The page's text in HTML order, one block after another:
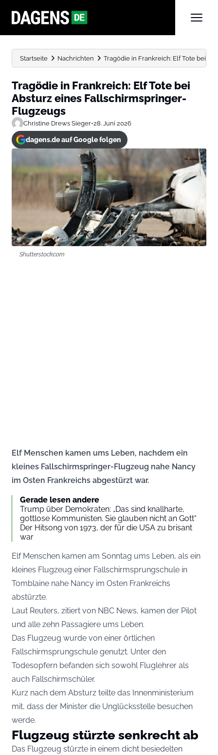
Startseite Nachrichten Tragödie in Frankreich: Elf Tote bei
Tragödie in Frankreich: Elf Tote bei
Absturz eines Fallschirmspringer-
Flugzeugs
Christine Drews Sieger•28. Juni 2026
dagens.de auf Google folgen
Shutterstock.com
Elf Menschen kamen ums Leben, nachdem ein
kleines Fallschirmspringer-Flugzeug nahe Nancy
im Osten Frankreichs abgestürzt war.
Gerade lesen andere
Trump über Demokraten: „Das sind knallharte,
gottlose Kommunisten. Sie glauben nicht an Gott“
Der Hitsong von 1973, der für die USA zu brisant
war
Elf Menschen kamen am Sonntag ums Leben, als ein
kleines Flugzeug einer Fallschirmsprungschule in
Tomblaine nahe Nancy im Osten Frankreichs
abstürzte.
Laut Reuters, zitiert von NBC News, kamen der Pilot
und alle zehn Passagiere ums Leben.
Das Flugzeug wurde von einer örtlichen
Fallschirmsprungschule genutzt. Unter den
Todesopfern befanden sich sowohl Fluglehrer als
auch Fallschirmschüler.
Kurz nach dem Absturz teilte das Innenministerium
mit, dass der Minister die Unglücksstelle besuchen
werde.
Flugzeug stürzte senkrecht ab
Das Flugzeug stürzte in einem dicht besiedelten